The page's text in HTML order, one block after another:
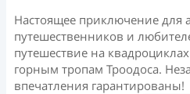
Настоящее приключение для
путешественников и
путешествие на
горным тропам Троодоса.
впечатления гарантированы!